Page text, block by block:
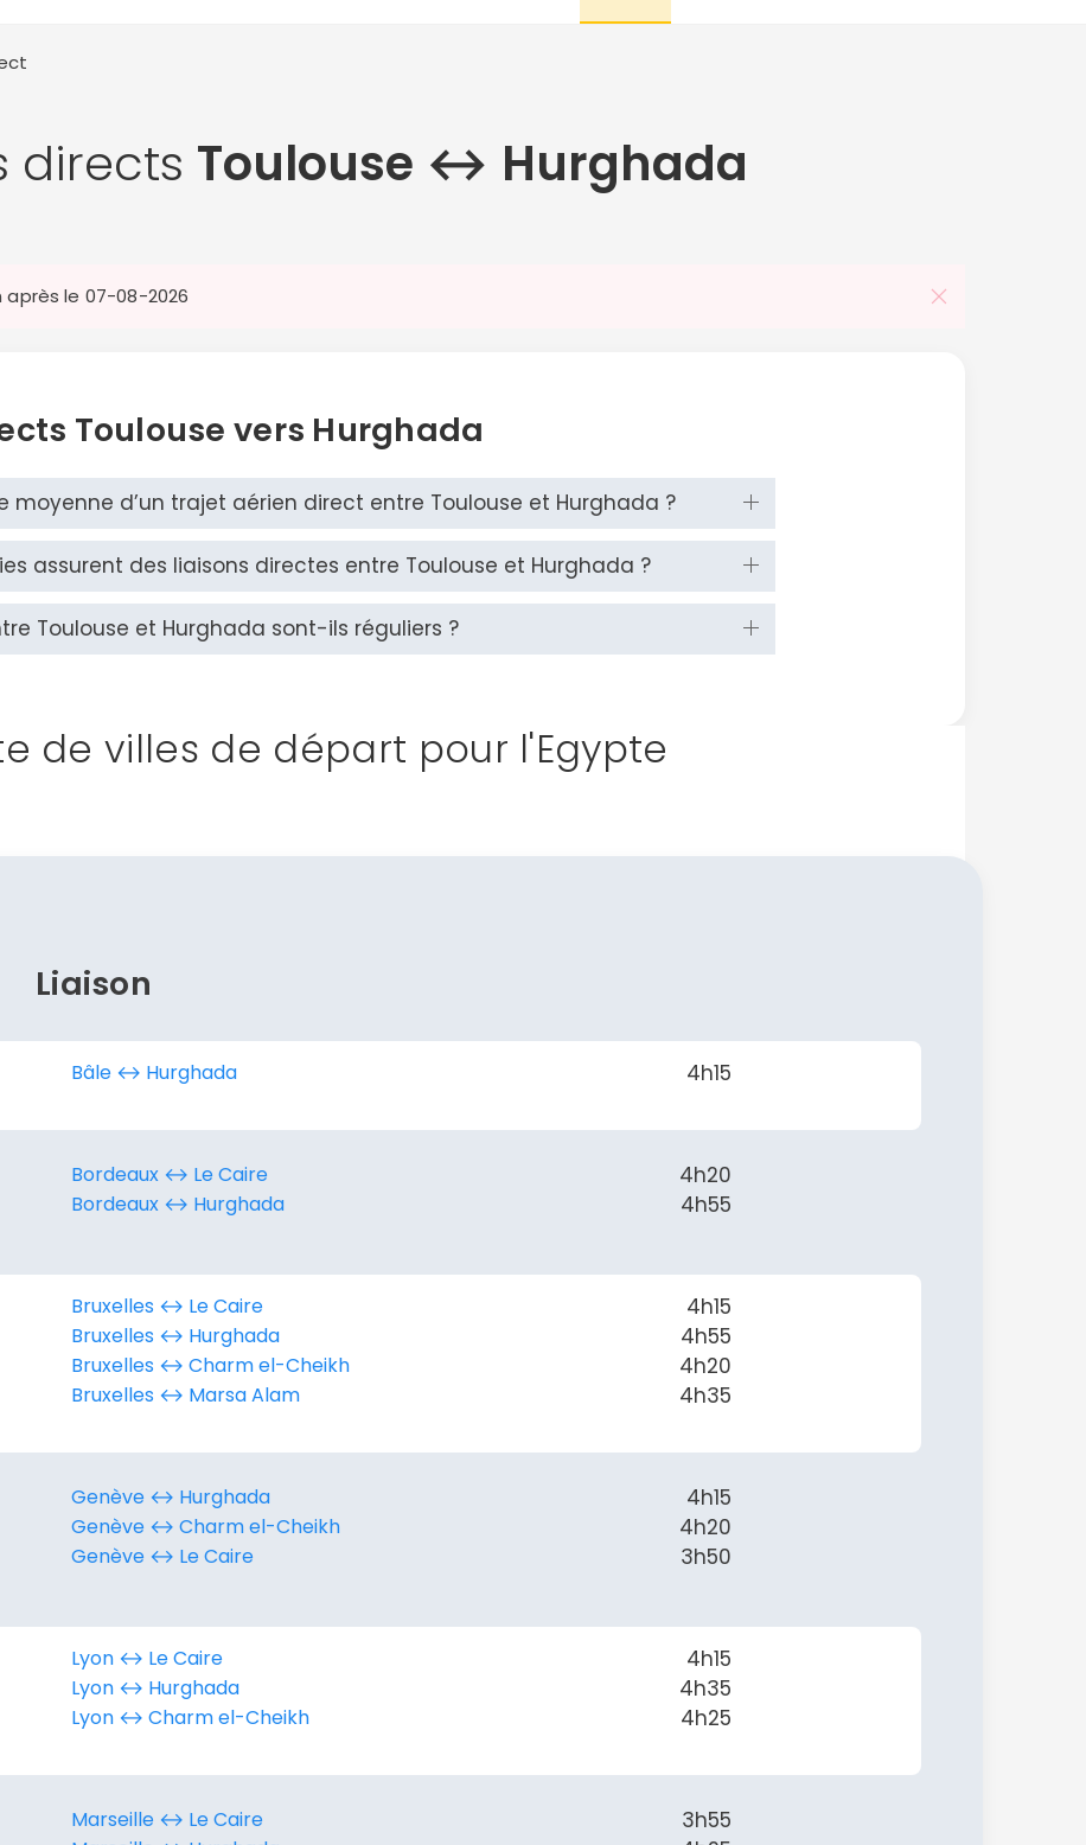
directs Toulouse ↔︎ Hurghada
le 07-08-2026
Toulouse vers Hurghada
moyenne d’un trajet aérien direct entre Toulouse et Hurghada ?
assurent des liaisons directes entre Toulouse et Hurghada ?
Toulouse et Hurghada sont-ils réguliers ?
de villes de départ pour l'Egypte
Liaison
Bâle ↔︎ Hurghada 4h15
Bordeaux ↔︎ Le Caire 4h20
Bordeaux ↔︎ Hurghada 4h55
Bruxelles ↔︎ Le Caire 4h15
Bruxelles ↔︎ Hurghada 4h55
Bruxelles ↔︎ Charm el-Cheikh 4h20
Bruxelles ↔︎ Marsa Alam 4h35
Genève ↔︎ Hurghada 4h15
Genève ↔︎ Charm el-Cheikh 4h20
Genève ↔︎ Le Caire 3h50
Lyon ↔︎ Le Caire 4h15
Lyon ↔︎ Hurghada 4h35
Lyon ↔︎ Charm el-Cheikh 4h25
Marseille ↔︎ Le Caire 3h55
Continuer avec Apple